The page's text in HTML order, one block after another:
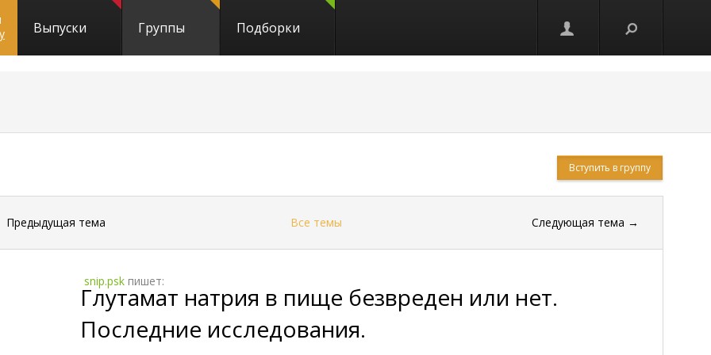
Выпуски Группы Подборки
Вступить в группу
Предыдущая тема Все темы Следующая тема →
snip.psk пишет:
Глутамат натрия в пище безвреден или нет.
Последние исследования.